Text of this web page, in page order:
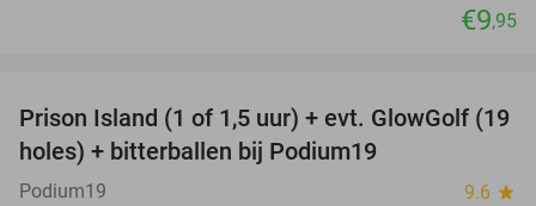
€9,95
36%
Prison Island (1 of 1,5 uur) + evt. GlowGolf (19
holes) + bitterballen bij Podium19
Podium19 9.6 star